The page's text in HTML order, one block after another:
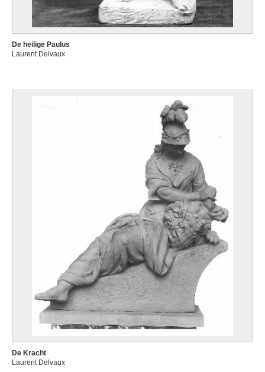
De heilige Paulus
Laurent Delvaux
De Kracht
Laurent Delvaux